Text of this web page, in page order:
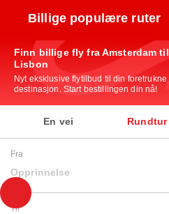
Billige populære ruter
Finn billige fly fra Amsterdam til
Lisbon
Nyt eksklusive flytilbud til din foretrukne
destinasjon. Start bestillingen din nå!
En vei Rundtur
Fra
Opprinnelse
Til